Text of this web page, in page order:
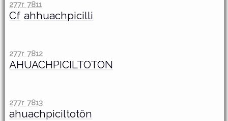
277r 7811
Cf ahhuachpicilli
277r 7812
AHUACHPICILTOTON
277r 7813
ahuachpiciltotôn